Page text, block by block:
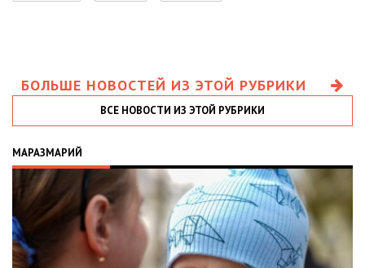
БОЛЬШЕ НОВОСТЕЙ ИЗ ЭТОЙ РУБРИКИ
ВСЕ НОВОСТИ ИЗ ЭТОЙ РУБРИКИ
МАРАЗМАРИЙ